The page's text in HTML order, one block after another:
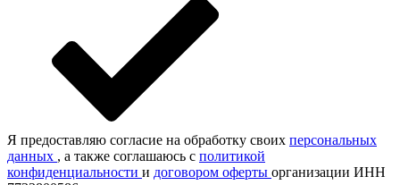
Я предоставляю согласие на обработку своих персональных
данных , а также соглашаюсь с политикой
конфиденциальности и договором оферты организации ИНН